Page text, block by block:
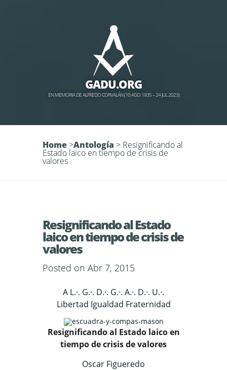
GADU.ORG
EN MEMORIA DE ALFREDO CORVALÁN (10 AGO 1935 – 24 JUL 2023)
Home >Antología > Resignificando al
Estado laico en tiempo de crisis de
valores
Resignificando al Estado
laico en tiempo de crisis de
valores
Posted on Abr 7, 2015
A L.·. G.·. D.·. G.·. A.·. D.·. U.·.
Libertad Igualdad Fraternidad
Resignificando al Estado laico en
tiempo de crisis de valores
Oscar Figueredo